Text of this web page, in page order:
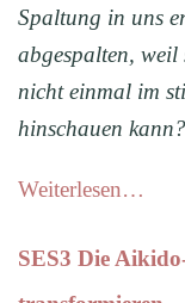
Spaltung in uns
abgespalten, weil
nicht einmal im
hinschauen
Weiterlesen…
SES3 Die